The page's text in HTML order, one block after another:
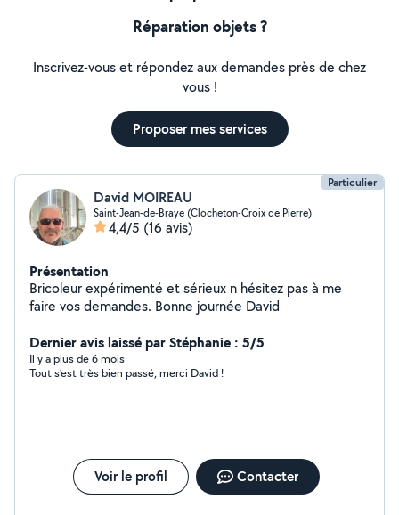
Réparation objets ?
Inscrivez-vous et répondez aux demandes près de chez
vous !
Proposer mes services
Particulier
David MOIREAU
Saint-Jean-de-Braye (Clocheton-Croix de Pierre)
4,4/5 (16 avis)
Présentation
Bricoleur expérimenté et sérieux n hésitez pas à me
faire vos demandes. Bonne journée David
Dernier avis laissé par Stéphanie : 5/5
Il y a plus de 6 mois
Tout s’est très bien passé, merci David !
Voir le profil Contacter